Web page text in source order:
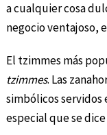
a cualquier cosa
negocio ventajoso,
El tzimmes más
tzimmes. Las
simbólicos servidos
especial que se